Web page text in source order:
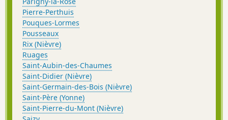
Pierre-Perthuis
Pouques-Lormes
Pousseaux
Rix (Nièvre)
Ruages
Saint-Aubin-des-Chaumes
Saint-Didier (Nièvre)
Saint-Germain-des-Bois (Nièvre)
Saint-Père (Yonne)
Saint-Pierre-du-Mont (Nièvre)